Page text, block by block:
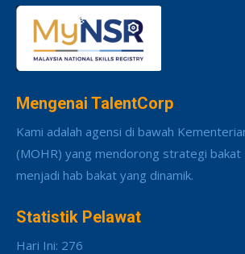
Mengenai TalentCorp
Kami adalah agensi di bawah
(MOHR) yang mendorong strategi bakat
menjadi hab bakat yang dinamik.
Statistik Pelawat
Hari Ini: 276